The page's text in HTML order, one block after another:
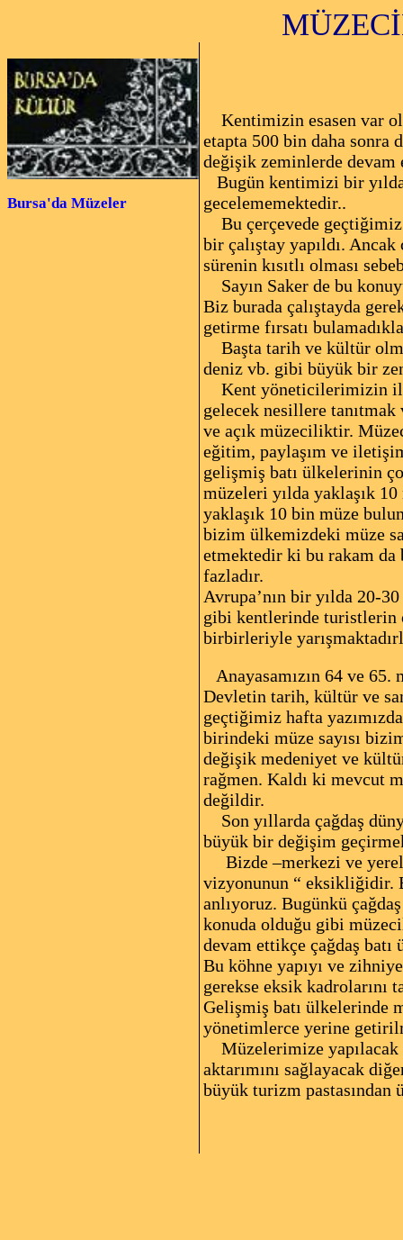
Bursa'da Müzeler
Kentimizin esasen var
etapta 500 bin daha sonra
değişik zeminlerde devam
Bugün kentimizi bir yılda
gecelememektedir..
Bu çerçevede geçtiğimiz
bir çalıştay yapıldı.
sürenin kısıtlı olması
Sayın Saker de bu
Biz burada çalıştayda
getirme fırsatı
Başta tarih ve kültür
deniz vb. gibi büyük bir
Kent yöneticilerimizin ilk
gelecek nesillere
ve açık müzeciliktir.
eğitim, paylaşım ve
gelişmiş batı ülkelerinin
müzeleri yılda yaklaşık
yaklaşık 10 bin müze
bizim ülkemizdeki müze
etmektedir ki bu rakam da
fazladır.
Avrupa’nın bir yılda 20-
gibi kentlerinde turistlerin
birbirleriyle
Anayasamızın 64 ve
Devletin tarih, kültür ve
geçtiğimiz hafta
birindeki müze sayısı
değişik medeniyet ve
rağmen. Kaldı ki mevcut
değildir.
Son yıllarda çağdaş
büyük bir değişim
Bizde –merkezi ve
vizyonunun “ eksikliğidir.
anlıyoruz. Bugünkü
konuda olduğu gibi
devam ettikçe çağdaş
Bu köhne yapıyı ve
gerekse eksik
Gelişmiş batı ülkelerinde
yönetimlerce yerine
Müzelerimize yapılacak
aktarımını sağlayacak
büyük turizm pastasından